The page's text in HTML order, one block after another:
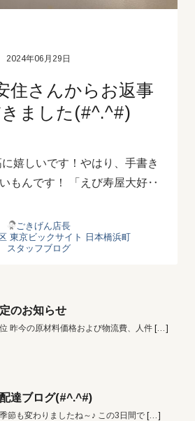
2024年06月29日
住さんからお返事
ました(#^.^#)
嬉しいです！やはり、手書き
もんです！ 「えび寿屋大好‥
ごきげん店長
東京ビックサイト
日本橋浜町
スタッフブログ
のお知らせ
昨今の原材料価格および物流費、人件 […]
達ブログ(#^.^#)
節も変わりましたね～♪ この3日間で […]